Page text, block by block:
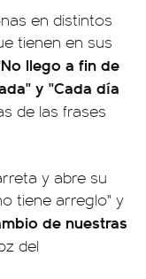
en distintos
tienen en sus
llego a fin de
y "Cada día
de las frases
y abre su
tiene arreglo" y
de nuestras
del